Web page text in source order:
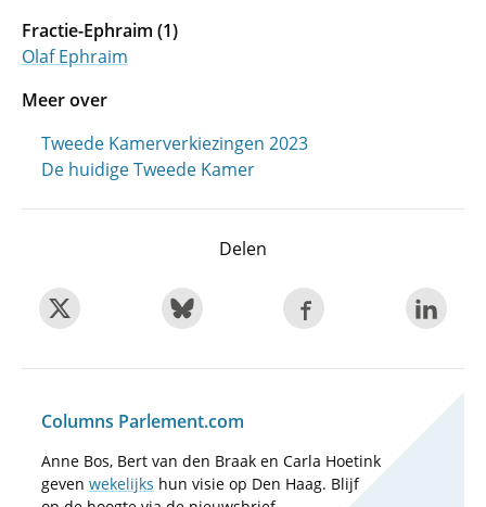
Fractie-Ephraim (1)
Olaf Ephraim
Meer over
Tweede Kamerverkiezingen 2023
De huidige Tweede Kamer
Delen
Columns Parlement.com
Anne Bos, Bert van den Braak en Carla Hoetink
geven wekelijks hun visie op Den Haag. Blijf